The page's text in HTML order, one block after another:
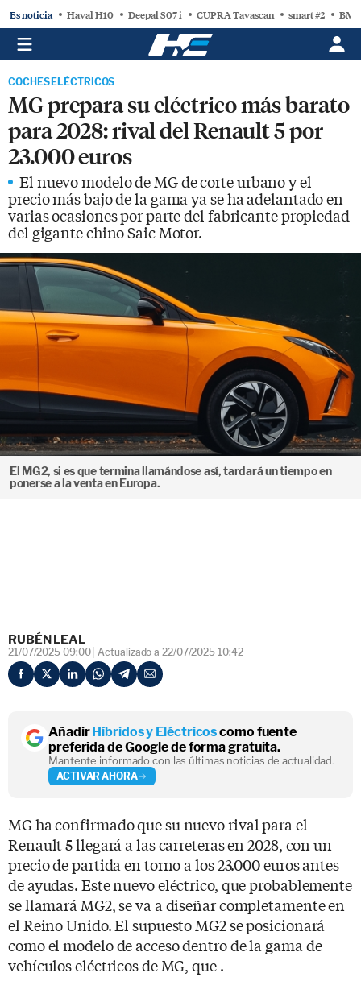
Es noticia Haval H10 Deepal S07 i CUPRA Tavascan smart #2
COCHES ELÉCTRICOS
MG prepara su eléctrico más barato
para 2028: rival del Renault 5 por
23.000 euros
El nuevo modelo de MG de corte urbano y el
precio más bajo de la gama ya se ha adelantado en
varias ocasiones por parte del fabricante propiedad
del gigante chino Saic Motor.
El MG2, si es que termina llamándose así, tardará un tiempo en
ponerse a la venta en Europa.
RUBÉN LEAL
21/07/2025 09:00 Actualizado a 22/07/2025 10:42
AñadirHíbridos y Eléctricoscomo fuente
preferida de Google de forma gratuita.
Mantente informado con las últimas noticias de actualidad.
ACTIVAR AHORA
MG ha confirmado que su nuevo rival para el
Renault 5 llegará a las carreteras en 2028, con un
precio de partida en torno a los 23.000 euros antes
de ayudas. Este nuevo eléctrico, que probablemente
se llamará MG2, se va a diseñar completamente en
el Reino Unido. El supuesto MG2 se posicionará
como el modelo de acceso dentro de la gama de
vehículos eléctricos de MG, que .